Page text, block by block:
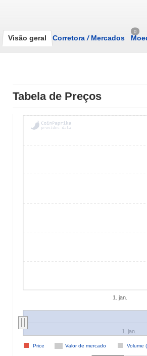
Visão geral Corretora /Mercados
0
Tabela de Preços
1. jan.
Valor de mercado Volume
Price
1. jan.